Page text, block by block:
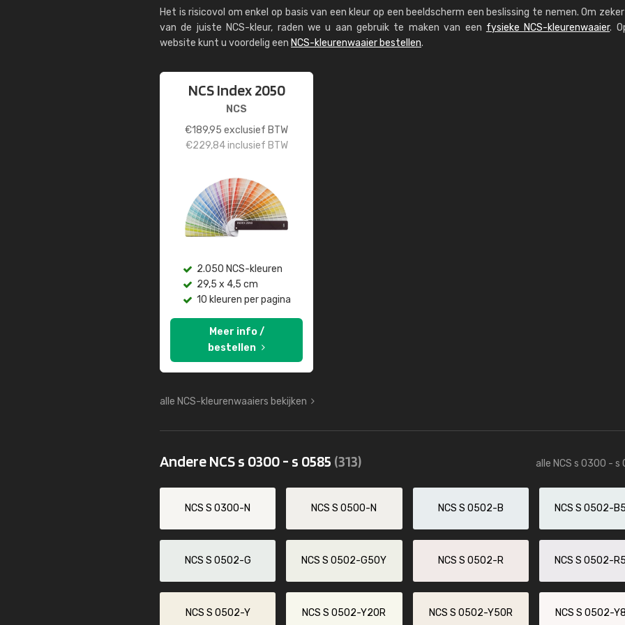
Het is risicovol om enkel op basis van een kleur op een beeldscherm een beslissing te nemen. Om
van de juiste NCS-kleur, raden we u aan gebruik te maken van een fysieke NCS-kleurenwaaier.
website kunt u voordelig een NCS-kleurenwaaier bestellen.
NCS Index 2050
NCS
€189,95 exclusief BTW
€229,84inclusief BTW
2.050 NCS-kleuren
29,5 x 4,5 cm
10 kleuren per pagina
Meer info /
bestellen
alle NCS-kleurenwaaiers bekijken
Andere NCS s 0300 - s 0585 (313) alle NCS s 0300 - s
NCS S 0300-N NCS S 0500-N NCS S 0502-B NCS S 0502-
NCS S 0502-G NCS S 0502-G50Y NCS S 0502-R NCS S 0502-
NCS S 0502-Y NCS S 0502-Y20R NCS S 0502-Y50R NCS S 0502-